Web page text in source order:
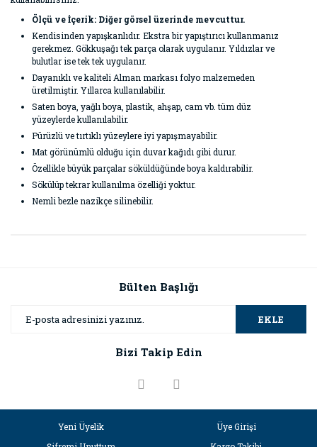
Ölçü ve İçerik: Diğer görsel üzerinde mevcuttur.
Kendisinden yapışkanlıdır. Ekstra bir yapıştırıcı kullanmanız
gerekmez. Gökkuşağı tek parça olarak uygulanır. Yıldızlar ve
bulutlar ise tek tek uygulanır.
Dayanıklı ve kaliteli Alman markası folyo malzemeden
üretilmiştir. Yıllarca kullanılabilir.
Saten boya, yağlı boya, plastik, ahşap, cam vb. tüm düz
yüzeylerde kullanılabilir.
Pürüzlü ve tırtıklı yüzeylere iyi yapışmayabilir.
Mat görünümlü olduğu için duvar kağıdı gibi durur.
Özellikle büyük parçalar söküldüğünde boya kaldırabilir.
Sökülüp tekrar kullanılma özelliği yoktur.
Nemli bezle nazikçe silinebilir.
Görüş ve önerileriniz için teşekkür ederiz.
Ürün resmi kalitesiz, bozuk veya görüntülenemiyor.
Ürün bilgilerinde hatalar bulunuyor.
Bülten Başlığı
EKLE
Bizi Takip Edin
Yeni Üyelik
Üye Girişi